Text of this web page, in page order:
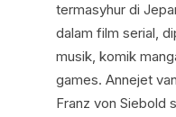
termasyhur di
dalam film serial,
musik, komik
games. Annejet
Franz von Siebold